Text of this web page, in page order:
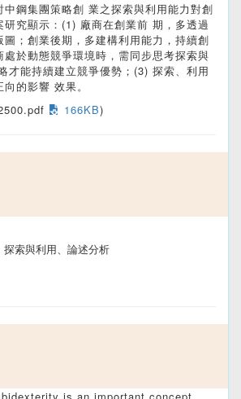
中鋼集團策略創 業之探索與利用能力對創
研究顯示：(1) 廠商在創業前 期，多透過
；創業後期，多建構利用能力，持續創
於動態競爭環境時，需同步思考探索與
才能持續建立競爭優勢；(3) 探索、利用
的影響 效果。
166KB)
索與利用、論述分析